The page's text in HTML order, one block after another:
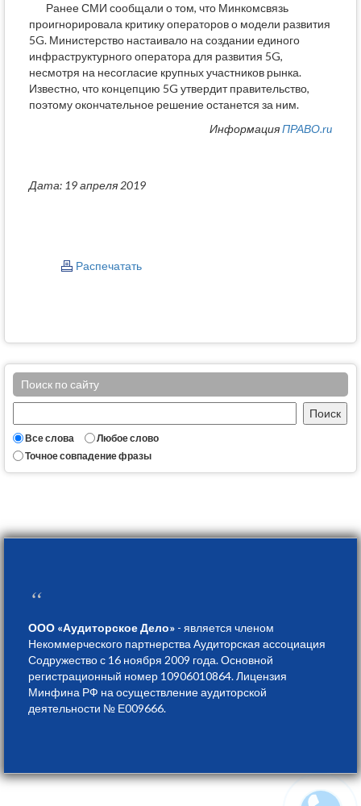
Ранее СМИ сообщали о том, что Минкомсвязь
проигнорировала критику операторов о модели развития
5G. Министерство настаивало на создании единого
инфраструктурного оператора для развития 5G,
несмотря на несогласие крупных участников рынка.
Известно, что концепцию 5G утвердит правительство,
поэтому окончательное решение останется за ним.
ИнформацияПРАВО.ru
Дата: 19 апреля 2019
Распечатать
Поиск по сайту
Все слова
Любое слово
Точное совпадение фразы
“
ООО «Аудиторское Дело» - является членом
Некоммерческого партнерства Аудиторская ассоциация
Содружество с 16 ноября 2009 года. Основной
регистрационный номер 10906010864. Лицензия
Минфина РФ на осуществление аудиторской
деятельности № Е009666.